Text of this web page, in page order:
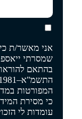
אני מאשר/ת כי
שמסרתי
בהתאם
המפורטות
כי מסירת
עומדות לי